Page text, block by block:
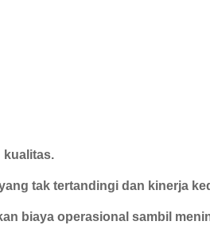
kualitas.
tak tertandingi dan kinerja
biaya operasional sambil